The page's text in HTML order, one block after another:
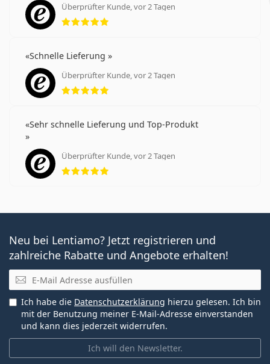
Überprüfter Kunde, vor 2 Tagen
Bewertung 5 aus 5
Schnelle Lieferung
Überprüfter Kunde, vor 2 Tagen
Bewertung 5 aus 5
Sehr schnelle Lieferung und Top-Produkt
Überprüfter Kunde, vor 2 Tagen
Bewertung 5 aus 5
Neu bei Lentiamo? Jetzt registrieren und
zahlreiche Rabatte und Angebote erhalten!
E-Mail
Ich will den Newsletter.
Ich habe die Datenschutzerklärung hierzu gelesen. Ich bin
mit der Benutzung meiner E-Mail-Adresse einverstanden
und kann dies jederzeit widerrufen.